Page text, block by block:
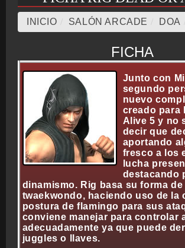
CRONOLOGÍA
ARCADE STICK
BONUS STAGE
GUÍA BÁSICA
INICIO SALÓN ARCADE DOA
FICHA
Junto con
segundo
nuevo
creado para
Alive 5 y no
decir que
aportando
fresco a los
lucha
destacando
dinamismo. Rig basa su forma de
twaekwondo, haciendo uso de la
postura de flamingo para sus
conviene manejar para controlar
adecuadamente ya que puede
juggles o llaves.